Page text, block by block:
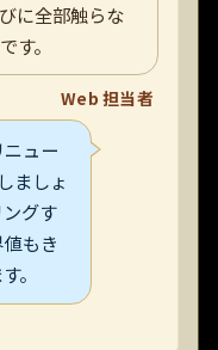
に全部触らな
す。
Web 担当者
ュー
ましょ
グす
もき
。